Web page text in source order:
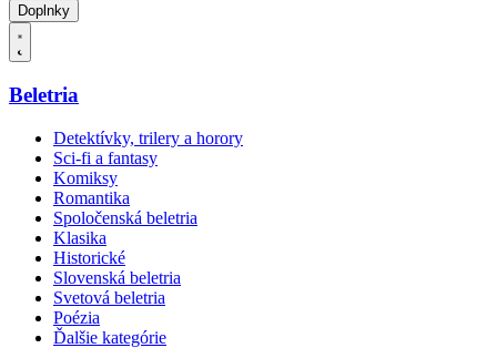
Doplnky
Beletria
Detektívky, trilery a horory
Sci-fi a fantasy
Komiksy
Romantika
Spoločenská beletria
Klasika
Historické
Slovenská beletria
Svetová beletria
Poézia
Ďalšie kategórie